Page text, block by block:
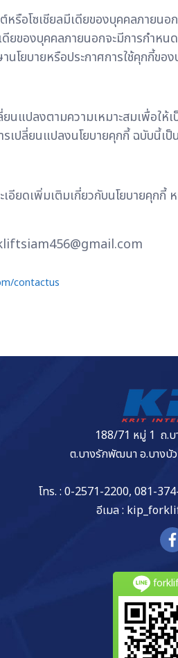
ต์หรือโซเชียลมีเดียของบุคคลภา
ยของบุคคลภายนอกจะมีการกำห
นโยบายหรือประกาศการใช้คุกกี้ข
นแปลงตามความเหมาะสมเพื่อ
เปลี่ยนแปลงนโยบายคุกกี้ ฉบับนี้เป็
อียดเพิ่มเติมเกี่ยวกับนโยบายคุก
contactus
188/71 หมู่ 1 ถ.บ
ต.บางรักพัฒนา อ.บางบั
โทร. : 0-2571-2200, 081-
อีเมล :